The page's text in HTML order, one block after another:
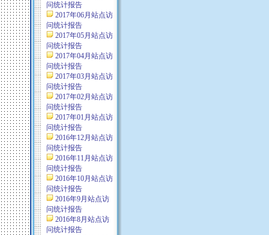
问统计报告
2017年06月站点访
问统计报告
2017年05月站点访
问统计报告
2017年04月站点访
问统计报告
2017年03月站点访
问统计报告
2017年02月站点访
问统计报告
2017年01月站点访
问统计报告
2016年12月站点访
问统计报告
2016年11月站点访
问统计报告
2016年10月站点访
问统计报告
2016年9月站点访
问统计报告
2016年8月站点访
问统计报告